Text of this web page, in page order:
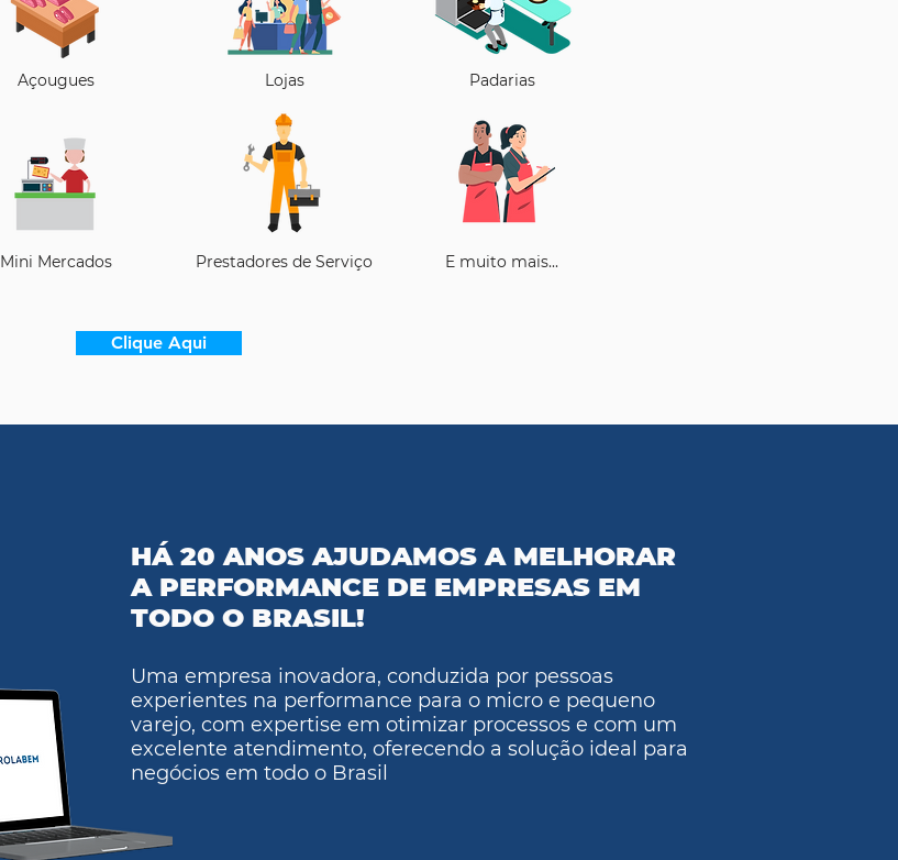
Açougues
Mini Mercados
Lojas
Prestadores de Serviço
Padarias
E muito mais...
Clique Aqui
HÁ 20 ANOS AJUDAMOS A MELHORAR
A PERFORMANCE DE EMPRESAS EM
TODO O BRASIL!
Uma empresa inovadora, conduzida por pessoas
experientes na performance para o micro e pequeno
varejo, com expertise em otimizar processos e com um
excelente atendimento, oferecendo a solução ideal para
negócios em todo o Brasil